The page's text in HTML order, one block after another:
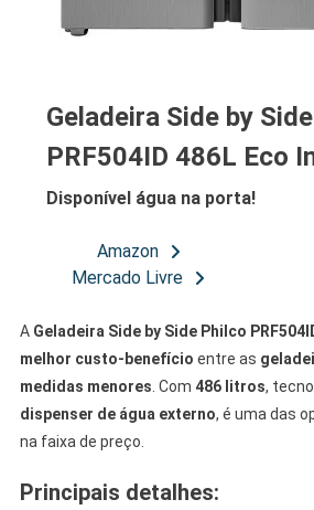
Geladeira Side by
PRF504ID 486L Eco
Disponível água na porta!
Amazon
Mercado Livre
A Geladeira Side by Side Philco
melhor custo-benefício entre as
medidas menores . Com 486 litros,
dispenser de água externo, é uma das
na faixa de preço.
Principais detalhes: